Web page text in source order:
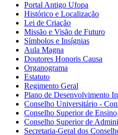
Portal Antigo Ufopa
Histórico e Localização
Lei de Criação
Missão e Visão de Futuro
Símbolos e Insígnias
Aula Magna
Doutores Honoris Causa
Organograma
Estatuto
Regimento Geral
Plano de Desenvolvimento
Conselho Universitário -
Conselho Superior de
Conselho Superior de
Secretaria-Geral dos